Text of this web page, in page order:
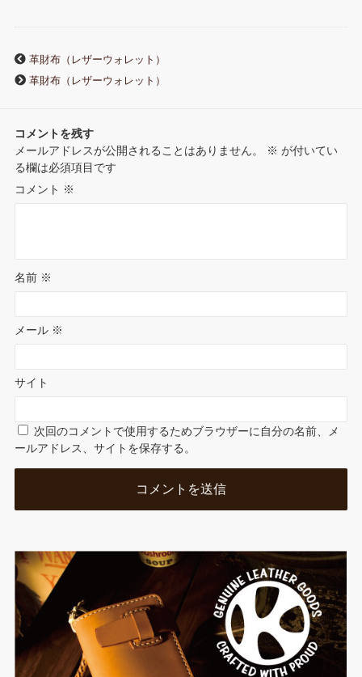
o
t
r
n
t
e
革財布（レザーウォレット）
革財布（レザーウォレット）
コメントを残す
メールアドレスが公開されることはありません。
※ が付いてい
る欄は必須項目です
コメント ※
名前 ※
メール ※
サイト
次回のコメントで使用するためブラウザーに自分の名前、メ
ールアドレス、サイトを保存する。